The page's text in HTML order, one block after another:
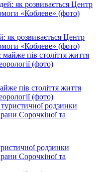
як розвивається Центр
«Коблеве» (фото)
пів століття життя
(фото)
родзинки
Сорочкіної та